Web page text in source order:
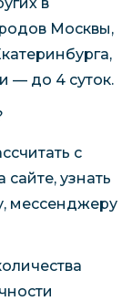
Москвы,
— до 4 суток.
с
узнать
мессенджеру